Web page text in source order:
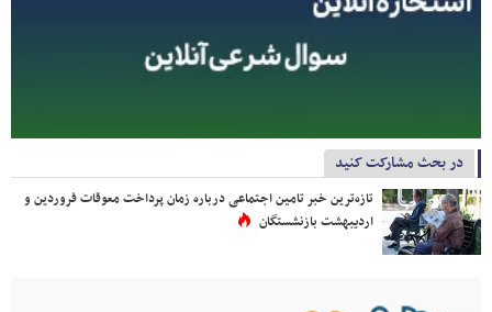
در بحث مشارکت کنید
تازه‌ترین خبر تامین اجتماعی درباره زمان پرداخت معوقات فروردین و
اردیبهشت بازنشستگان